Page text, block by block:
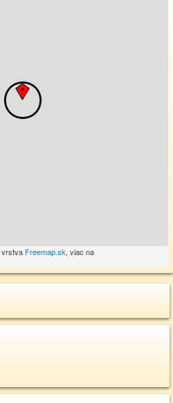
vrstva Freemap.sk, viac na